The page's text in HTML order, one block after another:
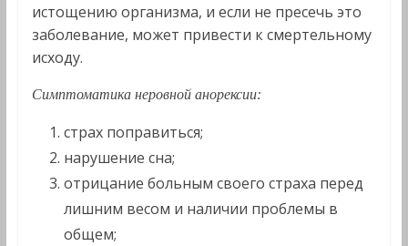
истощению организма, и если не пресечь это
заболевание, может привести к смертельному
исходу.
Симптоматика неровной анорексии:
страх поправиться;
нарушение сна;
отрицание больным своего страха перед
лишним весом и наличии проблемы в
общем;